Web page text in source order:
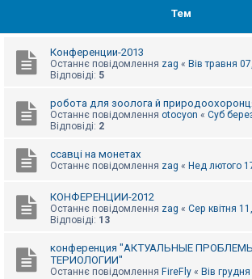
Т
м
б
е
Тем
Конференции-2013
Останнє повідомлення zag « Вів травня
Відповіді: 5
робота для зоолога й
Останнє повідомлення otocyon « Суб
Відповіді: 2
ссавці на монетах
Останнє повідомлення zag « Нед лютого
КОНФЕРЕНЦИИ-2012
Останнє повідомлення zag « Сер квітня
Відповіді: 13
конференция "АКТУАЛЬНЫЕ
ТЕРИОЛОГИИ"
Останнє повідомлення FireFly « Вів